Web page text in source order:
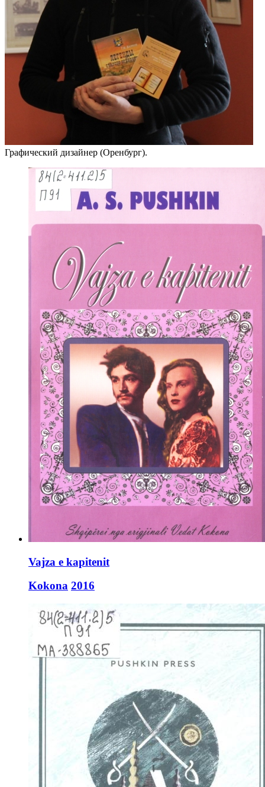
Графический дизайнер (Оренбург).
Vajza e kapitenit
Kokona 2016